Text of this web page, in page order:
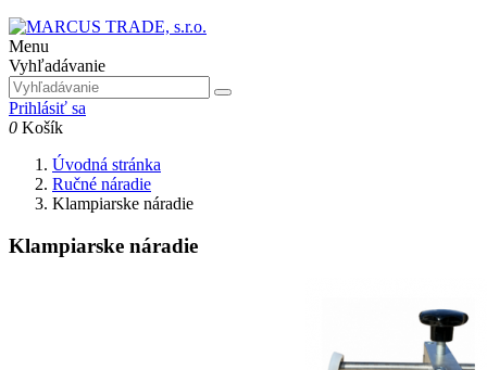
Menu
Vyhľadávanie
Prihlásiť sa
0 Košík
Úvodná stránka
Ručné náradie
Klampiarske náradie
Klampiarske náradie